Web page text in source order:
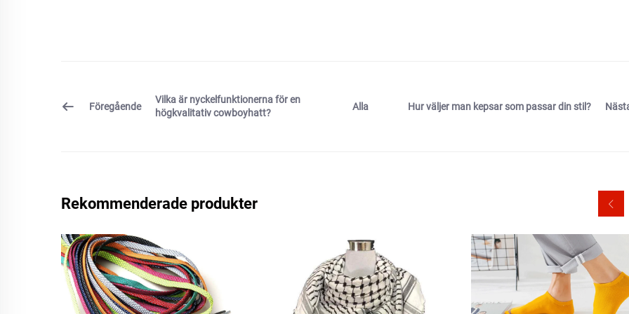
Föregående
Vilka är nyckelfunktionerna för en
högkvalitativ cowboyhatt?
Alla Hur väljer man kepsar som passar din stil?
Rekommenderade produkter